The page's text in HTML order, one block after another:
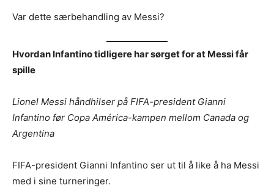
Var dette særbehandling av Messi?
Hvordan Infantino tidligere har sørget for at Messi får
spille
Lionel Messi håndhilser på FIFA-president Gianni
Infantino før Copa América-kampen mellom Canada og
Argentina
FIFA-president Gianni Infantino ser ut til å like å ha Messi
med i sine turneringer.